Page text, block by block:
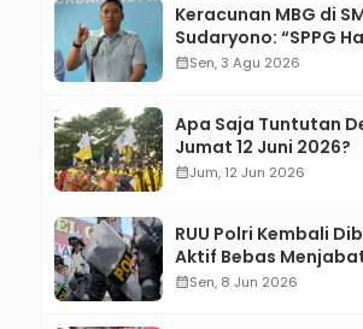
Keracunan MBG di
Sudaryono: “SPPG
Bertanggung Jawab!”
calendar_monthSen, 3 Agu 2026
Apa Saja Tuntutan
Jumat 12 Juni 2026?
calendar_monthJum, 12 Jun 2026
RUU Polri Kembali
Aktif Bebas
calendar_monthSen, 8 Jun 2026